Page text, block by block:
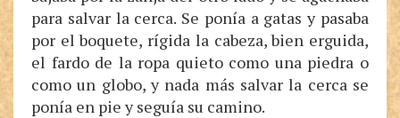
para salvar la cerca. Se ponía a gatas y pasaba
por el boquete, rígida la cabeza, bien erguida,
el fardo de la ropa quieto como una piedra o
como un globo, y nada más salvar la cerca se
ponía en pie y seguía su camino.